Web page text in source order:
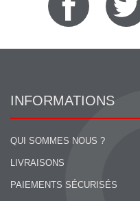
INFORMATIONS
QUI SOMMES NOUS ?
LIVRAISONS
PAIEMENTS SÉCURISÉS